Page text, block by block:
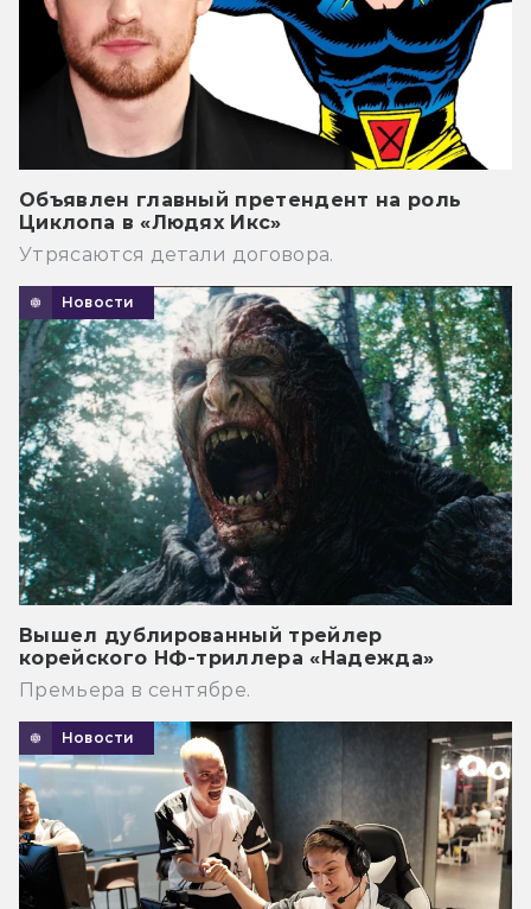
Объявлен главный претендент на роль
Циклопа в «Людях Икс»
Утрясаются детали договора.
Новости
Вышел дублированный трейлер
корейского НФ-триллера «Надежда»
Премьера в сентябре.
Новости